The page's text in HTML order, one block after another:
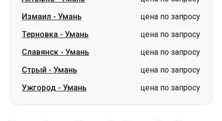
Измаил - Умань
цена по запросу
Терновка - Умань
цена по запросу
Славянск - Умань
цена по запросу
Стрый - Умань
цена по запросу
Ужгород - Умань цена по запросу